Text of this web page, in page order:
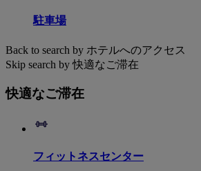
駐車場
Back to search by ホテルへのアクセス
Skip search by 快適なご滞在
快適なご滞在
フィットネスセンター